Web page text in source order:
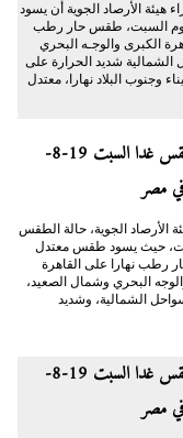
هيئة الأرصاد الجوية أن يسود
اليوم السبت، طقس حار رطب
الكبرى والوجـه البحري
الشمالية شديد الحرارة على
وجنوب البلاد نهارا، معتدل
حالة الطقس غدا السبت 19-8-
الأرصاد الجوية، حالة الطقس
حيث يسود طقس معتدل
رطب نهارا على القاهرة
البحري وشمال الصعيد،
الشمالية، وشديد
حالة الطقس غدا السبت 19-8-